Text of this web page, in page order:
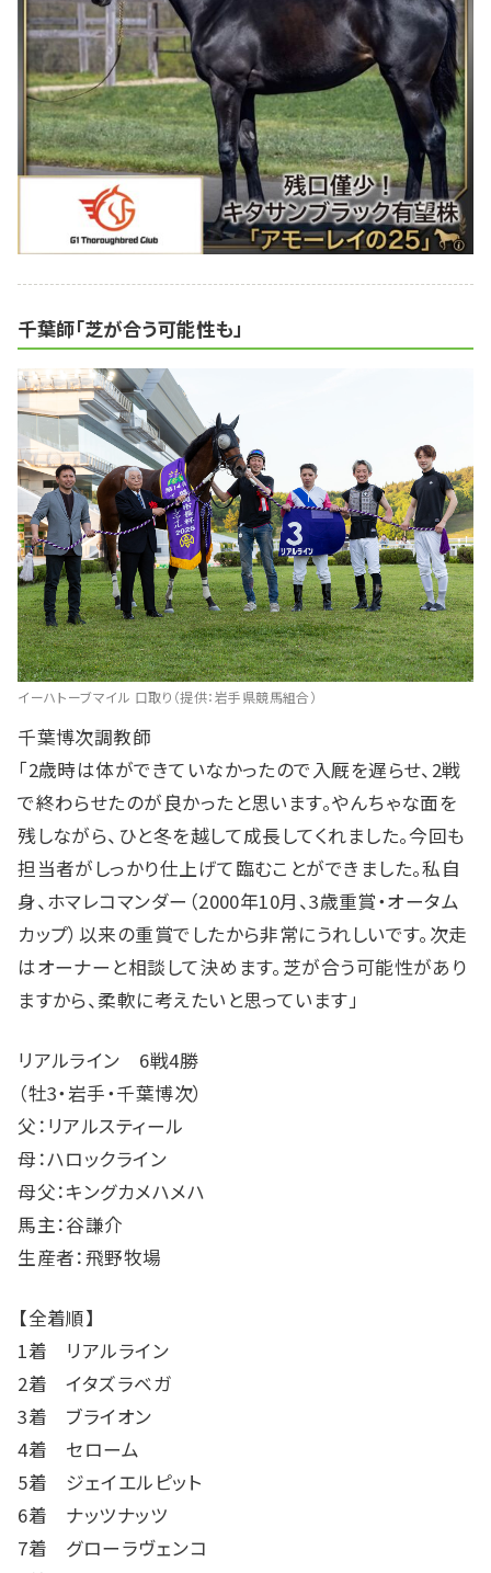
千葉師「芝が合う可能性も」
イーハトーブマイル 口取り（提供：岩手県競馬組合）
千葉博次調教師
「2歳時は体ができていなかったので入厩を遅らせ、2戦
で終わらせたのが良かったと思います。やんちゃな面を
残しながら、ひと冬を越して成長してくれました。今回も
担当者がしっかり仕上げて臨むことができました。私自
身、ホマレコマンダー（2000年10月、3歳重賞・オータム
カップ）以来の重賞でしたから非常にうれしいです。次走
はオーナーと相談して決めます。芝が合う可能性があり
ますから、柔軟に考えたいと思っています」
リアルライン 6戦4勝
（牡3・岩手・千葉博次）
父：リアルスティール
母：ハロックライン
母父：キングカメハメハ
馬主：谷謙介
生産者：飛野牧場
【全着順】
1着 リアルライン
2着 イタズラベガ
3着 ブライオン
4着 セローム
5着 ジェイエルピット
6着 ナッツナッツ
7着 グローラヴェンコ